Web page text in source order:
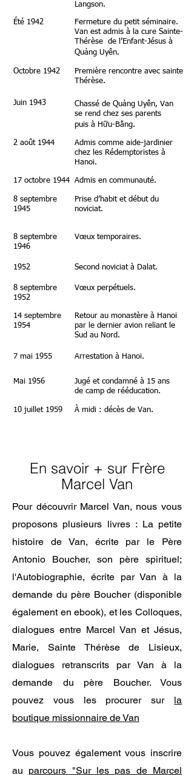
Langson.
Été 1942
Fermeture du petit séminaire.
Van est admis à la cure Sainte-
Thérèse de l’Enfant-Jésus à
Quảng Uyên.
Octobre 1942
Première rencontre avec sainte
Thérèse.
Juin 1943
Chassé de Quảng Uyên, Van
se rend chez ses parents
puis à Hữu-Bằng.
2 août 1944
Admis comme aide-jardinier
chez les Rédemptoristes à
Hanoi.
17 octobre 1944 Admis en communauté.
8 septembre
1945
Prise d’habit et début du
noviciat.
8 septembre
1946
Vœux temporaires.
1952 Second noviciat à Dalat.
8 septembre
1952
Vœux perpétuels.
14 septembre
1954
Retour au monastère à Hanoi
par le dernier avion reliant le
Sud au Nord.
7 mai 1955 Arrestation à Hanoi.
Mai 1956
Jugé et condamné à 15 ans
de camp de rééducation.
10 juillet 1959 À midi : décès de Van.
En savoir + sur Frère
Marcel Van
Pour découvrir Marcel Van, nous vous
proposons plusieurs livres : La petite
histoire de Van, écrite par le Père
Antonio Boucher, son père spirituel;
l'Autobiographie, écrite par Van à la
demande du père Boucher (disponible
également en ebook), et les Colloques,
dialogues entre Marcel Van et Jésus,
Marie, Sainte Thérèse de Lisieux,
dialogues retranscrits par Van à la
demande du père Boucher. Vous
pouvez vous les procurer sur la
boutique missionnaire de Van
Vous pouvez également vous inscrire
au parcours "Sur les pas de Marcel